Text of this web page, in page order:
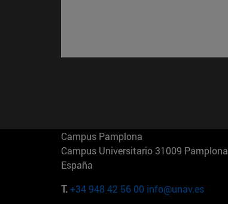
Campus Pamplona
Campus Universitario 31009 Pamplona
España
T.+34 948 42 56 00 info@unav.es